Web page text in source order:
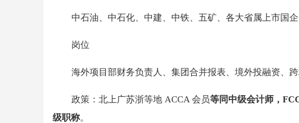
中石油、中石化、中建、中铁、五矿、各大省属上市国
岗位
海外项目部财务负责人、集团合并报表、境外投融资、
政策：北上广苏浙等地 ACCA 会员等同中级会计师，
级职称。